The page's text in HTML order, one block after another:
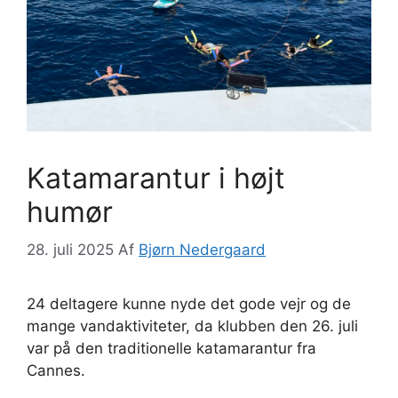
Katamarantur i højt
humør
28. juli 2025 Af Bjørn Nedergaard
24 deltagere kunne nyde det gode vejr og de
mange vandaktiviteter, da klubben den 26. juli
var på den traditionelle katamarantur fra
Cannes.